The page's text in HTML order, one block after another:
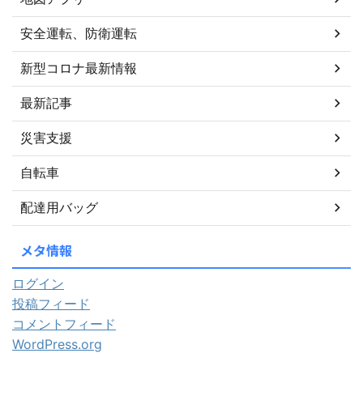
安全運転、防衛運転
新型コロナ最新情報
最新記事
災害支援
自転車
配達用バッグ
メタ情報
ログイン
投稿フィード
コメントフィード
WordPress.org